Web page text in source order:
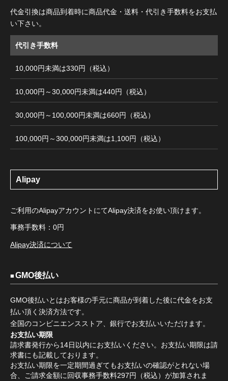
代金引換は商品到着時に商品代金・送料・代引き手数料をお支払
い下さい。
代引き手数料
10,000円未満は330円（税込）
10,000円～30,000円未満は440円（税込）
30,000円～100,000円未満は660円（税込）
100,000円～300,000円未満は1,100円（税込）
Alipay
ご利用のAlipayアカウントにてAlipay決済をお使い頂けます。
事務手数料：0円
Alipay決済について
GMO後払い
GMO後払いとはお客様の手元に商品が到着した後に代金をお支
払い頂く決済方法です。
全国のコンビニエンスストア、銀行でお支払いいただけます。
お支払い期限
請求書発行から14日以内にお支払いください。お支払い期限は請
求書にも記載しております。
お支払い期限を一定期間過ぎてもお支払いの確認がとれない場
合、ご請求金額に回収事務手数料297円（税込）が加算されま